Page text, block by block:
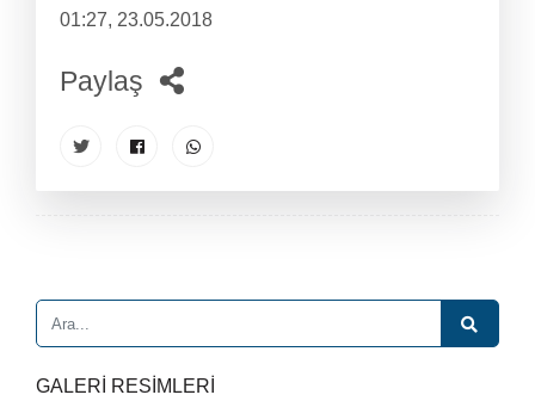
01:27, 23.05.2018
Paylaş
GALERİ RESİMLERİ